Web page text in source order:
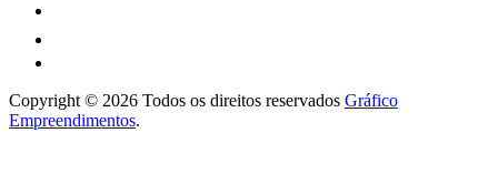
Copyright © 2026 Todos os direitos reservados Gráfico
Empreendimentos.